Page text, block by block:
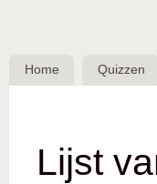
Belgische
QuizBond
Home Quizzen
Lijst